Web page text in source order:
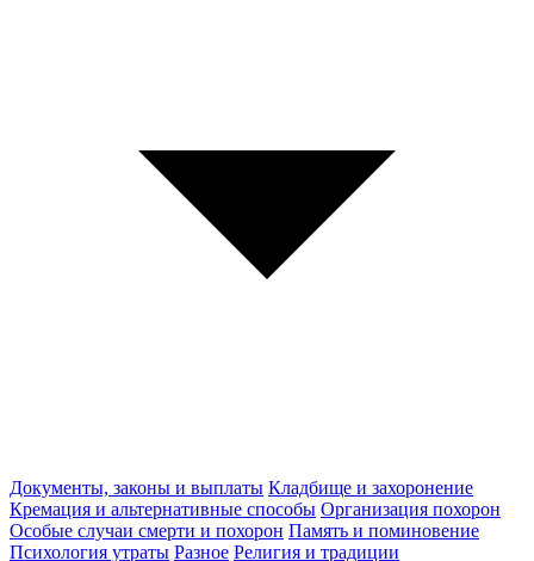
Документы, законы и выплаты Кладбище и захоронение
Кремация и альтернативные способы Организация похорон
Особые случаи смерти и похорон Память и поминовение
Психология утраты Разное Религия и традиции